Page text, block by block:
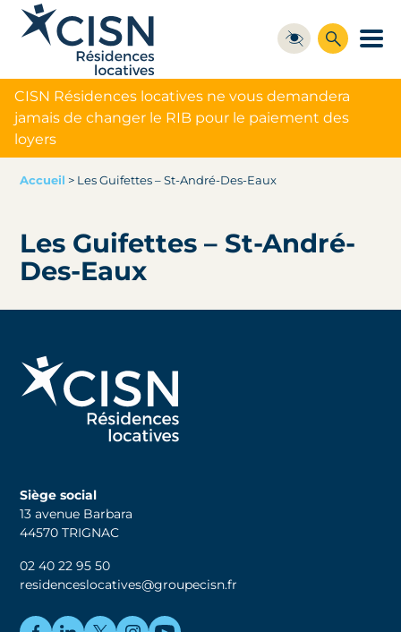
CISN Résidences locatives ne vous demandera
jamais de changer le RIB pour le paiement des
loyers
Accueil > Les Guifettes – St-André-Des-Eaux
Les Guifettes – St-André-
Des-Eaux
Siège social
13 avenue Barbara
44570 TRIGNAC
02 40 22 95 50
residenceslocatives@groupecisn.fr